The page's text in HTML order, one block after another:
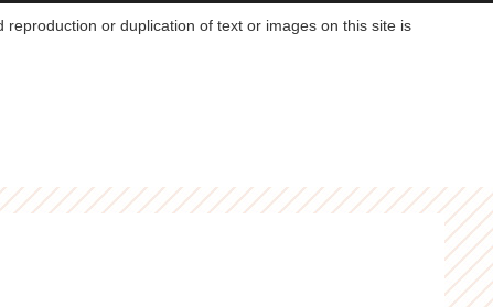
or duplication of text or images on this site is